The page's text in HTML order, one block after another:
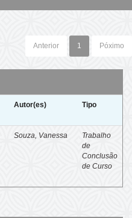
Anterior 1 Póximo
Autor(es) Tipo
Souza, Vanessa
Trabalho
de
Conclusão
de Curso